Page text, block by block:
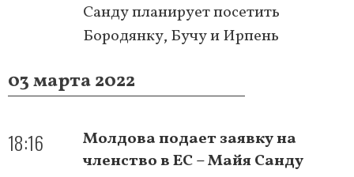
Санду планирует посетить
Бородянку, Бучу и Ирпень
03 марта 2022
18:16
Молдова подает заявку на
членство в ЕС – Майя Санду